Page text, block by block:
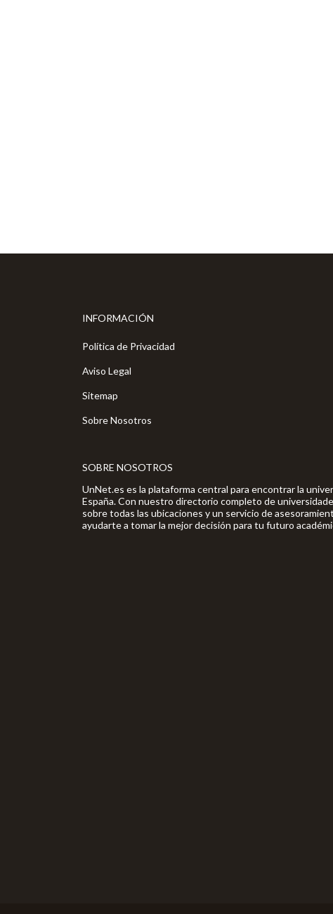
INFORMACIÓN
Política de Privacidad
Aviso Legal
Sitemap
Sobre Nosotros
SOBRE NOSOTROS
UnNet.es es la plataforma central para encontrar la
España. Con nuestro directorio completo de
sobre todas las ubicaciones y un servicio de
ayudarte a tomar la mejor decisión para tu futuro